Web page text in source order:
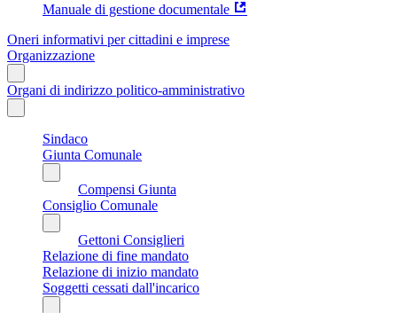
Manuale di gestione documentale
Oneri informativi per cittadini e imprese
Organizzazione
Organi di indirizzo politico-amministrativo
Sindaco
Giunta Comunale
Compensi Giunta
Consiglio Comunale
Gettoni Consiglieri
Relazione di fine mandato
Relazione di inizio mandato
Soggetti cessati dall'incarico